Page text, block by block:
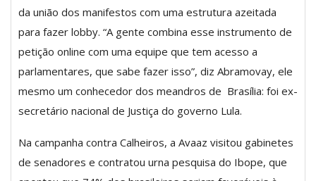
da união dos manifestos com uma estrutura azeitada
para fazer lobby. “A gente combina esse instrumento de
petição online com uma equipe que tem acesso a
parlamentares, que sabe fazer isso”, diz Abramovay, ele
mesmo um conhecedor dos meandros de Brasília: foi ex-
secretário nacional de Justiça do governo Lula.
Na campanha contra Calheiros, a Avaaz visitou gabinetes
de senadores e contratou urna pesquisa do Ibope, que